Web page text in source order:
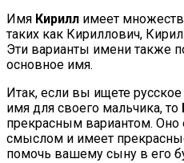
Имя Кирилл имеет
таких как Кириллович,
Эти варианты имени также
основное имя.
Итак, если вы ищете
имя для своего мальчика, то
прекрасным вариантом. Оно
смыслом и имеет
помочь вашему сыну в его